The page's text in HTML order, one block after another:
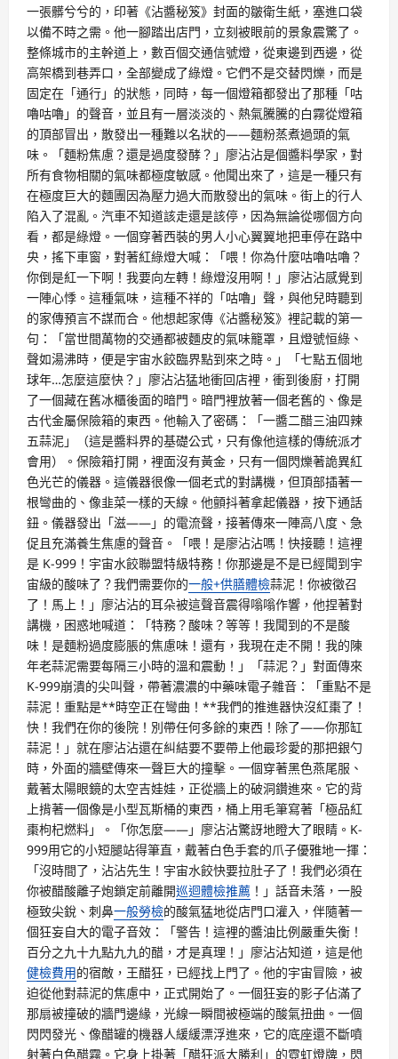
一張髒兮兮的，印著《沾醬秘笈》封面的皺衛生紙，塞進口袋
以備不時之需。他一腳踏出店門，立刻被眼前的景象震驚了。
整條城市的主幹道上，數百個交通信號燈，從東邊到西邊，從
高架橋到巷弄口，全部變成了綠燈。它們不是交替閃爍，而是
固定在「通行」的狀態，同時，每一個燈箱都發出了那種「咕
嚕咕嚕」的聲音，並且有一層淡淡的、熱氣騰騰的白霧從燈箱
的頂部冒出，散發出一種難以名狀的——麵粉蒸煮過頭的氣
味。「麵粉焦慮？還是過度發酵？」廖沾沾是個醬料學家，對
所有食物相關的氣味都極度敏感。他聞出來了，這是一種只有
在極度巨大的麵團因為壓力過大而散發出的氣味。街上的行人
陷入了混亂。汽車不知道該走還是該停，因為無論從哪個方向
看，都是綠燈。一個穿著西裝的男人小心翼翼地把車停在路中
央，搖下車窗，對著紅綠燈大喊：「喂！你為什麼咕嚕咕嚕？
你倒是紅一下啊！我要向左轉！綠燈沒用啊！」廖沾沾感覺到
一陣心悸。這種氣味，這種不祥的「咕嚕」聲，與他兒時聽到
的家傳預言不謀而合。他想起家傳《沾醬秘笈》裡記載的第一
句：「當世間萬物的交通都被麵皮的氣味籠罩，且燈號恒綠、
聲如湯沸時，便是宇宙水餃臨界點到來之時。」「七點五個地
球年…怎麼這麼快？」廖沾沾猛地衝回店裡，衝到後廚，打開
了一個藏在舊冰櫃後面的暗門。暗門裡放著一個老舊的、像是
古代金屬保險箱的東西。他輸入了密碼：「一醬二醋三油四辣
五蒜泥」（這是醬料界的基礎公式，只有像他這樣的傳統派才
會用）。保險箱打開，裡面沒有黃金，只有一個閃爍著詭異紅
色光芒的儀器。這儀器很像一個老式的對講機，但頂部插著一
根彎曲的、像韭菜一樣的天線。他顫抖著拿起儀器，按下通話
鈕。儀器發出「滋——」的電流聲，接著傳來一陣高八度、急
促且充滿養生焦慮的聲音。「喂！是廖沾沾嗎！快接聽！這裡
是 K-999！宇宙水餃聯盟特級特務！你那邊是不是已經聞到宇
宙級的酸味了？我們需要你的一般+供膳體檢蒜泥！你被徵召
了！馬上！」廖沾沾的耳朵被這聲音震得嗡嗡作響，他捏著對
講機，困惑地喊道：「特務？酸味？等等！我聞到的不是酸
味！是麵粉過度膨脹的焦慮味！還有，我現在走不開！我的陳
年老蒜泥需要每隔三小時的溫和震動！」「蒜泥？」對面傳來
K-999崩潰的尖叫聲，帶著濃濃的中藥味電子雜音：「重點不是
蒜泥！重點是**時空正在彎曲！**我們的推進器快沒紅棗了！
快！我們在你的後院！別帶任何多餘的東西！除了——你那缸
蒜泥！」就在廖沾沾還在糾結要不要帶上他最珍愛的那把銀勺
時，外面的牆壁傳來一聲巨大的撞擊。一個穿著黑色燕尾服、
戴著太陽眼鏡的太空吉娃娃，正從牆上的破洞鑽進來。它的背
上揹著一個像是小型瓦斯桶的東西，桶上用毛筆寫著「極品紅
棗枸杞燃料」。「你怎麼——」廖沾沾驚訝地瞪大了眼睛。K-
999用它的小短腿站得筆直，戴著白色手套的爪子優雅地一揮：
「沒時間了，沾沾先生！宇宙水餃快要拉肚子了！我們必須在
你被醋酸離子炮鎖定前離開巡迴體檢推薦 ！」話音未落，一股
極致尖銳、刺鼻一般勞檢的酸氣猛地從店門口灌入，伴隨著一
個狂妄自大的電子音效：「警告！這裡的醬油比例嚴重失衡！
百分之九十九點九九的醋，才是真理！」廖沾沾知道，這是他
健檢費用的宿敵，王醋狂，已經找上門了。他的宇宙冒險，被
迫從他對蒜泥的焦慮中，正式開始了。一個狂妄的影子佔滿了
那扇被撞破的牆門邊緣，光線一瞬間被極端的酸氣扭曲。一個
閃閃發光、像醋罐的機器人緩緩漂浮進來，它的底座還不斷噴
射著白色醋霧。它身上掛著「醋狂派大勝利」的霓虹燈牌，閃